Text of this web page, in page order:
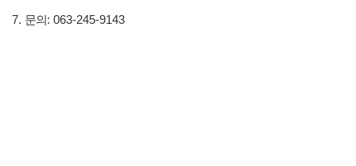
7. 문의 : 063-245-9143